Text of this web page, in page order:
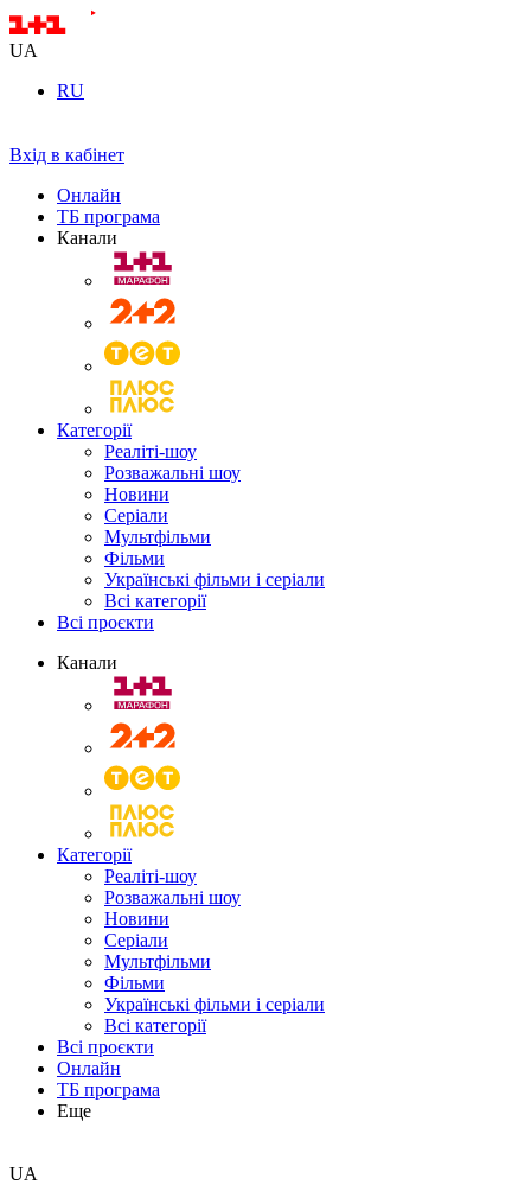
UA
RU
Вхід в кабінет
Онлайн
ТБ програма
Канали
Категорії
Реаліті-шоу
Розважальні шоу
Новини
Серіали
Мультфільми
Фільми
Українські фільми і серіали
Всі категорії
Всі проєкти
Канали
Категорії
Реаліті-шоу
Розважальні шоу
Новини
Серіали
Мультфільми
Фільми
Українські фільми і серіали
Всі категорії
Всі проєкти
Онлайн
ТБ програма
Еще
UA